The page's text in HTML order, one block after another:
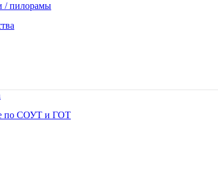
/ пилорамы
по СОУТ и ГОТ